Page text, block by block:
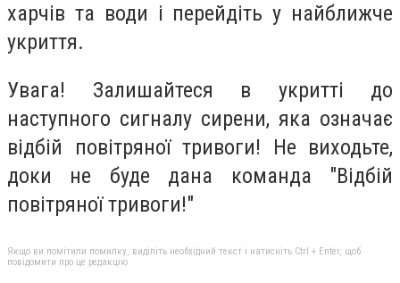
харчів та води і перейдіть у найближче
укриття.
Увага! Залишайтеся в укритті до
наступного сигналу сирени, яка означає
відбій повітряної тривоги! Не виходьте,
доки не буде дана команда "Відбій
повітряної тривоги!"
Якщо ви помітили помилку, виділіть необхідний текст і натисніть Ctrl + Enter, щоб
повідомити про це редакцію